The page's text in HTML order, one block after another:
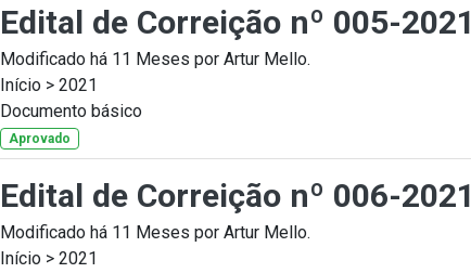
Edital de Correição nº 005-2021
Modificado há 11 Meses por Artur Mello.
Início > 2021
Documento básico
Aprovado
Edital de Correição nº 006-2021
Modificado há 11 Meses por Artur Mello.
Início > 2021